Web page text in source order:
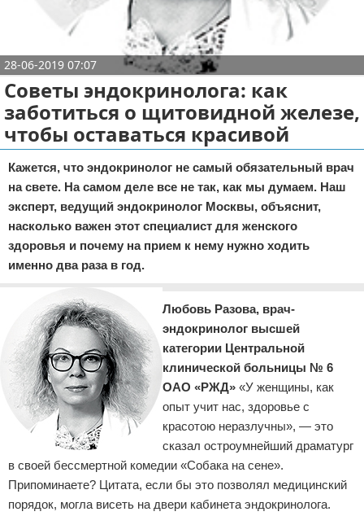
Кино и сериалы
Покупки
Мода и стиль
Отказ от ответственности
28-06-2019 07:07
Советы эндокринолога: как
заботиться о щитовидной железе,
чтобы оставаться красивой
Кажется, что эндокринолог не самый обязательный врач
на свете. На самом деле все не так, как мы думаем. Наш
эксперт, ведущий эндокринолог Москвы, объяснит,
насколько важен этот специалист для женского
здоровья и почему на прием к нему нужно ходить
именно два раза в год.
Любовь Разова, врач-
эндокринолог высшей
категории Центральной
клинической больницы № 6
ОАО «РЖД» «У женщины, как
опыт учит нас, здоровье с
красотою неразлучны», — это
сказал остроумнейший драматург
в своей бессмертной комедии «Собака на сене».
Припоминаете? Цитата, если бы это позволял медицинский
порядок, могла висеть на двери кабинета эндокринолога.